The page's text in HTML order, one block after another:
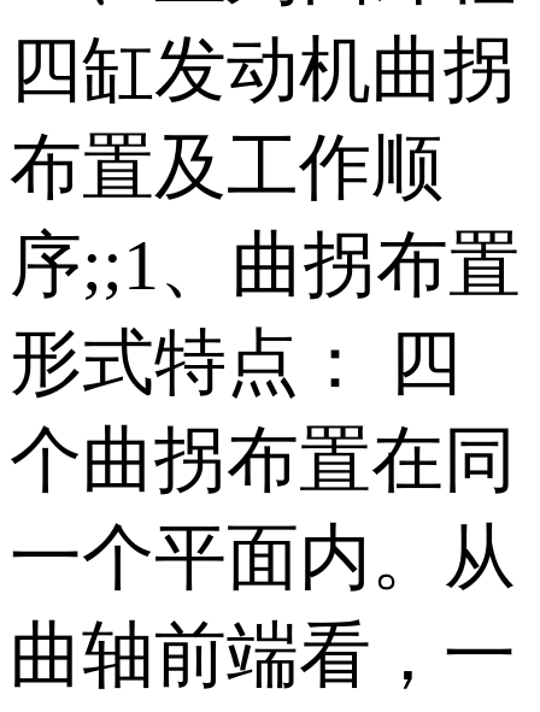
四缸发动机曲拐
布置及工作顺
序;;1、曲拐布置
形式特点： 四
个曲拐布置在同
一个平面内。从
曲轴前端看，一